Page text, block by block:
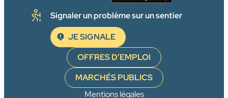
Signaler un problème sur un sentier
JE SIGNALE
OFFRES D’EMPLOI
MARCHÉS PUBLICS
Mentions légales